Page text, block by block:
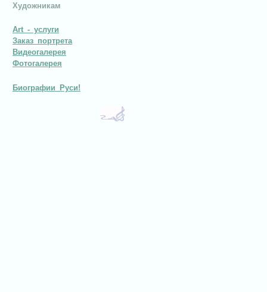
Художникам
Art - услуги
Заказ портрета
Видеогалерея
Фотогалерея
Биографии Руси!